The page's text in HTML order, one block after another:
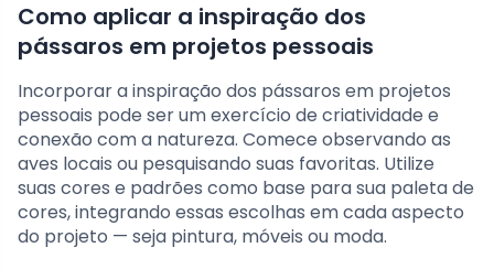
Como aplicar a inspiração dos
pássaros em projetos pessoais
Incorporar a inspiração dos pássaros em projetos
pessoais pode ser um exercício de criatividade e
conexão com a natureza. Comece observando as
aves locais ou pesquisando suas favoritas. Utilize
suas cores e padrões como base para sua paleta de
cores, integrando essas escolhas em cada aspecto
do projeto — seja pintura, móveis ou moda.